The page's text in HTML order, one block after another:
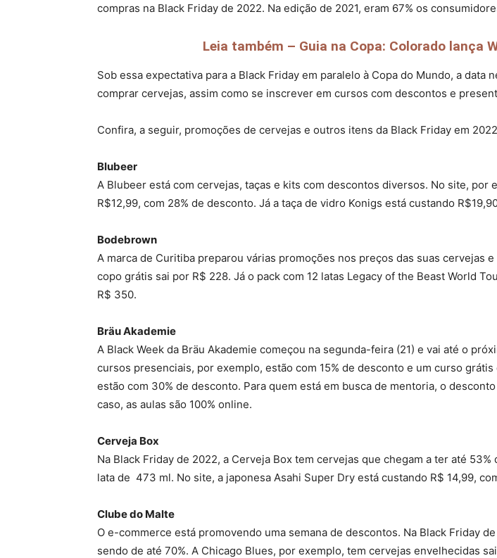
compras na Black Friday de 2022. Na edição de 2021, eram 67% os
Leia também – Guia na Copa: Colorado lança
Sob essa expectativa para a Black Friday em paralelo à Copa do Mundo, a
comprar cervejas, assim como se inscrever em cursos com descontos e
Confira, a seguir, promoções de cervejas e outros itens da Black Friday em
Blubeer
A Blubeer está com cervejas, taças e kits com descontos diversos. No site,
R$12,99, com 28% de desconto. Já a taça de vidro Konigs está custando
Bodebrown
A marca de Curitiba preparou várias promoções nos preços das suas cervejas
copo grátis sai por R$ 228. Já o pack com 12 latas Legacy of the Beast World
R$ 350.
Bräu Akademie
A Black Week da Bräu Akademie começou na segunda-feira (21) e vai até o
cursos presenciais, por exemplo, estão com 15% de desconto e um curso
estão com 30% de desconto. Para quem está em busca de mentoria, o
caso, as aulas são 100% online.
Cerveja Box
Na Black Friday de 2022, a Cerveja Box tem cervejas que chegam a ter até
lata de 473 ml. No site, a japonesa Asahi Super Dry está custando R$ 14,99,
Clube do Malte
O e-commerce está promovendo uma semana de descontos. Na Black Friday
sendo de até 70%. A Chicago Blues, por exemplo, tem cervejas envelhecidas